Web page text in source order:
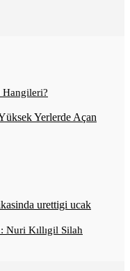
Nuri Kıllıgil Silah